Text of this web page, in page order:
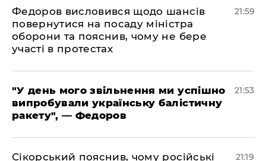
​Федоров висловився щодо шансів
повернутися на посаду міністра
оборони та пояснив, чому не бере
участі в протестах
21:59
​"У день мого звільнення ми успішно
випробували українську балістичну
ракету", — Федоров
21:53
​Сікорський пояснив, чому російські 21:19